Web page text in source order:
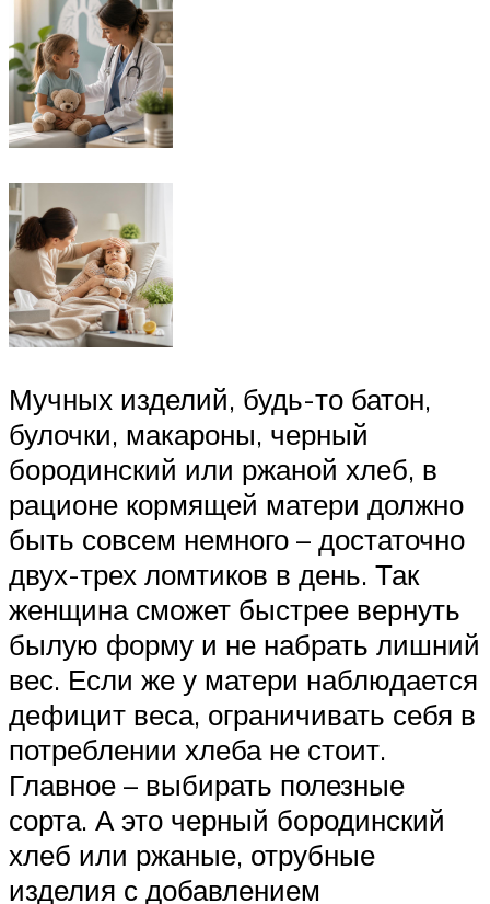
Мучных изделий, будь-то батон,
булочки, макароны, черный
бородинский или ржаной хлеб, в
рационе кормящей матери должно
быть совсем немного – достаточно
двух-трех ломтиков в день. Так
женщина сможет быстрее вернуть
былую форму и не набрать лишний
вес. Если же у матери наблюдается
дефицит веса, ограничивать себя в
потреблении хлеба не стоит.
Главное – выбирать полезные
сорта. А это черный бородинский
хлеб или ржаные, отрубные
изделия с добавлением